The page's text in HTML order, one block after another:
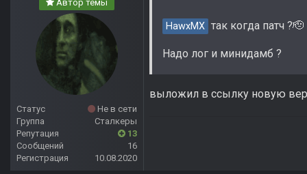
Автор темы
Статус
Не в сети
Группа
Сталкеры
Репутация
13
Сообщений
16
Регистрация
10.08.2020
HawxMX так когда патч ?🫡
Надо лог и минидамб ?
выложил в ссылку новую